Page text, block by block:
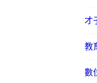
才
教
數